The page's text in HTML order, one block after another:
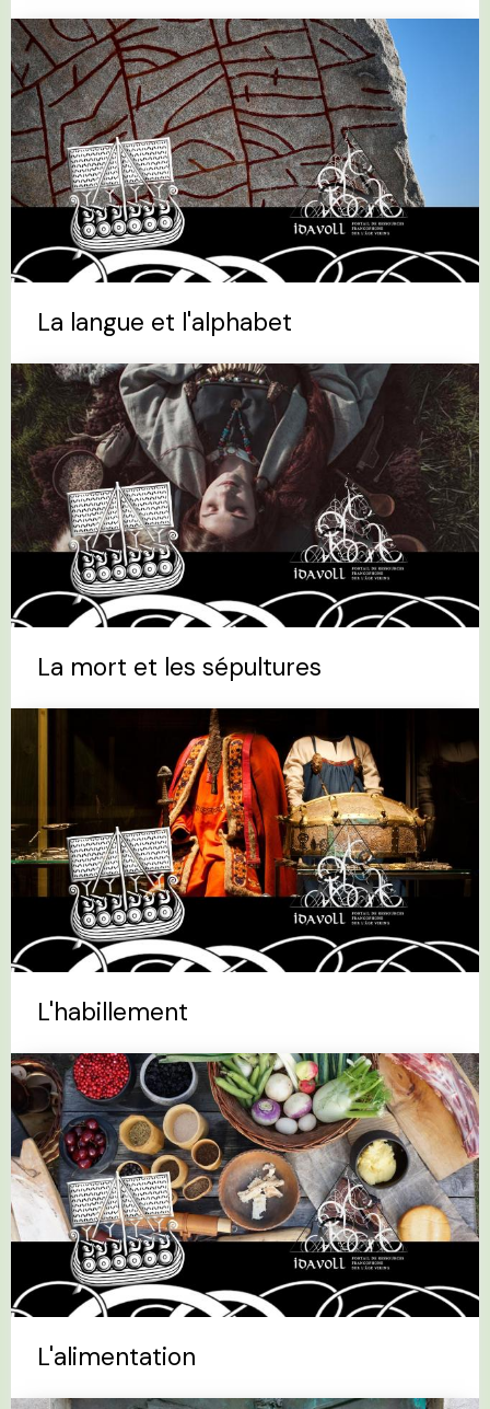
La langue et l'alphabet
La mort et les sépultures
L'habillement
L'alimentation